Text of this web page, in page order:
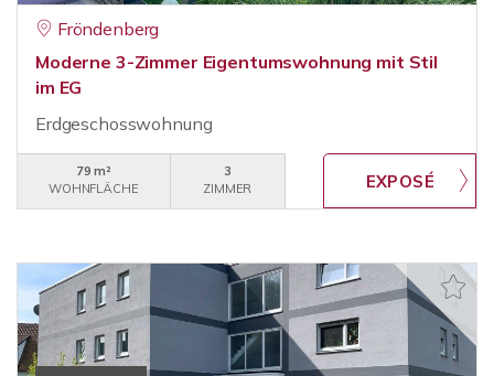
Fröndenberg
Moderne 3-Zimmer Eigentumswohnung mit Stil
im EG
Erdgeschosswohnung
79 m²
WOHNFLÄCHE
3
ZIMMER